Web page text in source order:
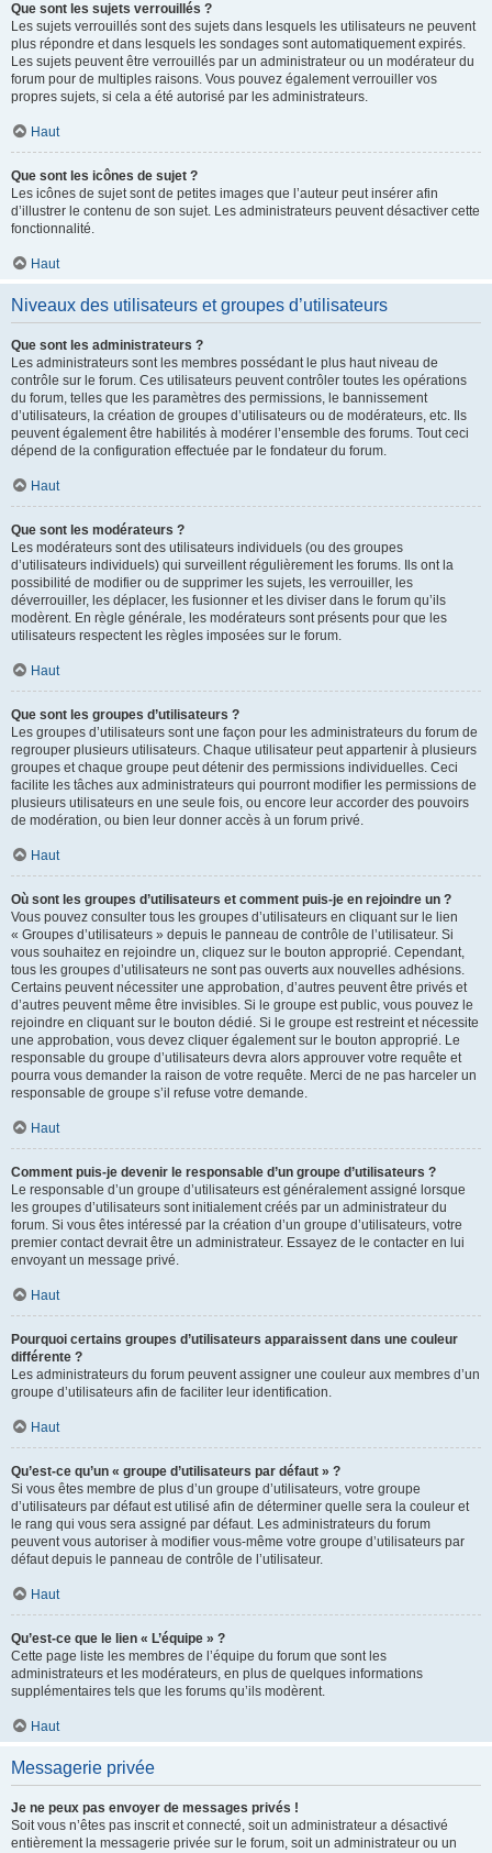
Que sont les sujets verrouillés ?
Les sujets verrouillés sont des sujets dans lesquels les utilisateurs ne peuvent
plus répondre et dans lesquels les sondages sont automatiquement expirés.
Les sujets peuvent être verrouillés par un administrateur ou un modérateur du
forum pour de multiples raisons. Vous pouvez également verrouiller vos
propres sujets, si cela a été autorisé par les administrateurs.
Haut
Que sont les icônes de sujet ?
Les icônes de sujet sont de petites images que l’auteur peut insérer afin
d’illustrer le contenu de son sujet. Les administrateurs peuvent désactiver cette
fonctionnalité.
Haut
Niveaux des utilisateurs et groupes d’utilisateurs
Que sont les administrateurs ?
Les administrateurs sont les membres possédant le plus haut niveau de
contrôle sur le forum. Ces utilisateurs peuvent contrôler toutes les opérations
du forum, telles que les paramètres des permissions, le bannissement
d’utilisateurs, la création de groupes d’utilisateurs ou de modérateurs, etc. Ils
peuvent également être habilités à modérer l’ensemble des forums. Tout ceci
dépend de la configuration effectuée par le fondateur du forum.
Haut
Que sont les modérateurs ?
Les modérateurs sont des utilisateurs individuels (ou des groupes
d’utilisateurs individuels) qui surveillent régulièrement les forums. Ils ont la
possibilité de modifier ou de supprimer les sujets, les verrouiller, les
déverrouiller, les déplacer, les fusionner et les diviser dans le forum qu’ils
modèrent. En règle générale, les modérateurs sont présents pour que les
utilisateurs respectent les règles imposées sur le forum.
Haut
Que sont les groupes d’utilisateurs ?
Les groupes d’utilisateurs sont une façon pour les administrateurs du forum de
regrouper plusieurs utilisateurs. Chaque utilisateur peut appartenir à plusieurs
groupes et chaque groupe peut détenir des permissions individuelles. Ceci
facilite les tâches aux administrateurs qui pourront modifier les permissions de
plusieurs utilisateurs en une seule fois, ou encore leur accorder des pouvoirs
de modération, ou bien leur donner accès à un forum privé.
Haut
Où sont les groupes d’utilisateurs et comment puis-je en rejoindre un ?
Vous pouvez consulter tous les groupes d’utilisateurs en cliquant sur le lien
« Groupes d’utilisateurs » depuis le panneau de contrôle de l’utilisateur. Si
vous souhaitez en rejoindre un, cliquez sur le bouton approprié. Cependant,
tous les groupes d’utilisateurs ne sont pas ouverts aux nouvelles adhésions.
Certains peuvent nécessiter une approbation, d’autres peuvent être privés et
d’autres peuvent même être invisibles. Si le groupe est public, vous pouvez le
rejoindre en cliquant sur le bouton dédié. Si le groupe est restreint et nécessite
une approbation, vous devez cliquer également sur le bouton approprié. Le
responsable du groupe d’utilisateurs devra alors approuver votre requête et
pourra vous demander la raison de votre requête. Merci de ne pas harceler un
responsable de groupe s’il refuse votre demande.
Haut
Comment puis-je devenir le responsable d’un groupe d’utilisateurs ?
Le responsable d’un groupe d’utilisateurs est généralement assigné lorsque
les groupes d’utilisateurs sont initialement créés par un administrateur du
forum. Si vous êtes intéressé par la création d’un groupe d’utilisateurs, votre
premier contact devrait être un administrateur. Essayez de le contacter en lui
envoyant un message privé.
Haut
Pourquoi certains groupes d’utilisateurs apparaissent dans une couleur
différente ?
Les administrateurs du forum peuvent assigner une couleur aux membres d’un
groupe d’utilisateurs afin de faciliter leur identification.
Haut
Qu’est-ce qu’un « groupe d’utilisateurs par défaut » ?
Si vous êtes membre de plus d’un groupe d’utilisateurs, votre groupe
d’utilisateurs par défaut est utilisé afin de déterminer quelle sera la couleur et
le rang qui vous sera assigné par défaut. Les administrateurs du forum
peuvent vous autoriser à modifier vous-même votre groupe d’utilisateurs par
défaut depuis le panneau de contrôle de l’utilisateur.
Haut
Qu’est-ce que le lien « L’équipe » ?
Cette page liste les membres de l’équipe du forum que sont les
administrateurs et les modérateurs, en plus de quelques informations
supplémentaires tels que les forums qu’ils modèrent.
Haut
Messagerie privée
Je ne peux pas envoyer de messages privés !
Soit vous n’êtes pas inscrit et connecté, soit un administrateur a désactivé
entièrement la messagerie privée sur le forum, soit un administrateur ou un